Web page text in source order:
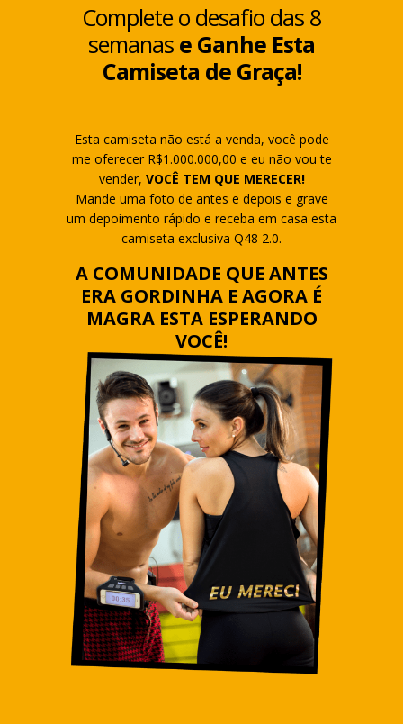
Complete o desafio das 8
semanas e Ganhe Esta
Camiseta de Graça!
Esta camiseta não está a venda, você pode
me oferecer R$1.000.000,00 e eu não vou te
vender, VOCÊ TEM QUE MERECER!
Mande uma foto de antes e depois e grave
um depoimento rápido e receba em casa esta
camiseta exclusiva Q48 2.0.
A COMUNIDADE QUE ANTES
ERA GORDINHA E AGORA É
MAGRA ESTA ESPERANDO
VOCÊ!